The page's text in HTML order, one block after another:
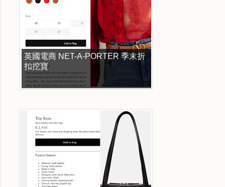
英國電商 NET-A-PORTER 季末折
扣挖寶